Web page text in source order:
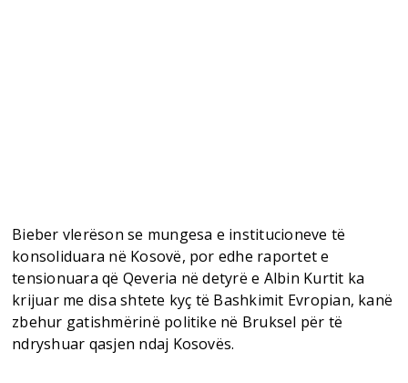
Bieber vlerëson se mungesa e institucioneve të
konsoliduara në Kosovë, por edhe raportet e
tensionuara që Qeveria në detyrë e Albin Kurtit ka
krijuar me disa shtete kyç të Bashkimit Evropian, kanë
zbehur gatishmërinë politike në Bruksel për të
ndryshuar qasjen ndaj Kosovës.